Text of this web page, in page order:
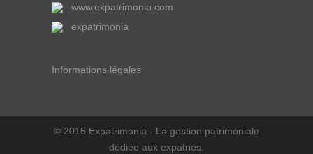
www.expatrimonia.com
expatrimonia
Informations légales
© 2015 Expatrimonia - La gestion patrimoniale
dédiée aux expatriés.